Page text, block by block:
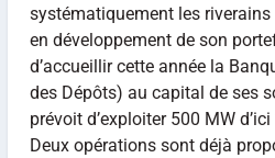
systématiquement les
en développement de son
d’accueillir cette année la
des Dépôts) au capital de ses
prévoit d’exploiter 500 MW
Deux opérations sont déjà